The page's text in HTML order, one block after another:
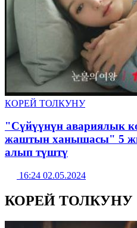
КОРЕЙ ТОЛКУНУ
"Сүйүүнүн авариялык
жаштын ханышасы" 5
алып түштү
16:24 02.05.2024
КОРЕЙ ТОЛКУНУ